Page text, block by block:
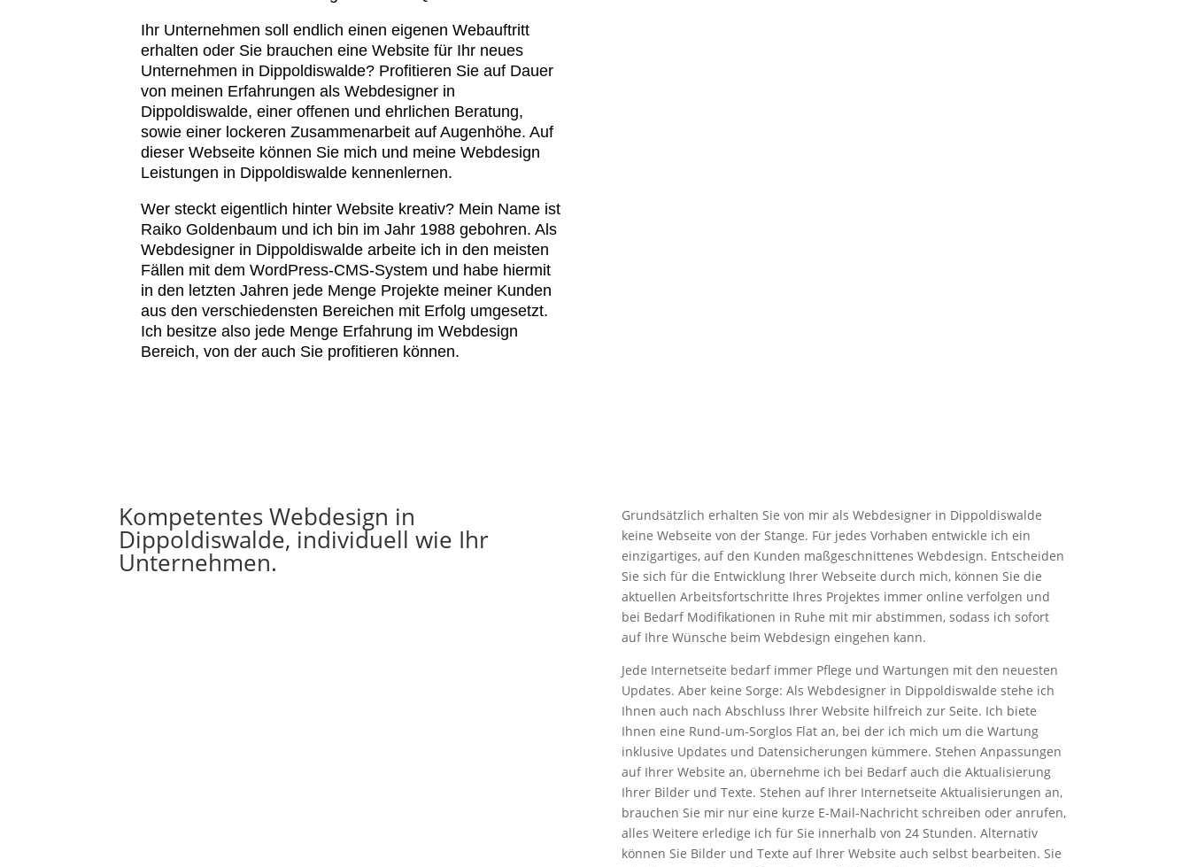
Ihr Unternehmen soll endlich einen eigenen Webauftritt
erhalten oder Sie brauchen eine Website für Ihr neues
Unternehmen in Dippoldiswalde? Profitieren Sie auf Dauer
von meinen Erfahrungen als Webdesigner in
Dippoldiswalde, einer offenen und ehrlichen Beratung,
sowie einer lockeren Zusammenarbeit auf Augenhöhe. Auf
dieser Webseite können Sie mich und meine Webdesign
Leistungen in Dippoldiswalde kennenlernen.
Wer steckt eigentlich hinter Website kreativ? Mein Name ist
Raiko Goldenbaum und ich bin im Jahr 1988 gebohren. Als
Webdesigner in Dippoldiswalde arbeite ich in den meisten
Fällen mit dem WordPress-CMS-System und habe hiermit
in den letzten Jahren jede Menge Projekte meiner Kunden
aus den verschiedensten Bereichen mit Erfolg umgesetzt.
Ich besitze also jede Menge Erfahrung im Webdesign
Bereich, von der auch Sie profitieren können.
Kompetentes Webdesign in
Dippoldiswalde, individuell wie Ihr
Unternehmen.
Grundsätzlich erhalten Sie von mir als Webdesigner in Dippoldiswalde
keine Webseite von der Stange. Für jedes Vorhaben entwickle ich ein
einzigartiges, auf den Kunden maßgeschnittenes Webdesign. Entscheiden
Sie sich für die Entwicklung Ihrer Webseite durch mich, können Sie die
aktuellen Arbeitsfortschritte Ihres Projektes immer online verfolgen und
bei Bedarf Modifikationen in Ruhe mit mir abstimmen, sodass ich sofort
auf Ihre Wünsche beim Webdesign eingehen kann.
Jede Internetseite bedarf immer Pflege und Wartungen mit den neuesten
Updates. Aber keine Sorge: Als Webdesigner in Dippoldiswalde stehe ich
Ihnen auch nach Abschluss Ihrer Website hilfreich zur Seite. Ich biete
Ihnen eine Rund-um-Sorglos Flat an, bei der ich mich um die Wartung
inklusive Updates und Datensicherungen kümmere. Stehen Anpassungen
auf Ihrer Website an, übernehme ich bei Bedarf auch die Aktualisierung
Ihrer Bilder und Texte. Stehen auf Ihrer Internetseite Aktualisierungen an,
brauchen Sie mir nur eine kurze E-Mail-Nachricht schreiben oder anrufen,
alles Weitere erledige ich für Sie innerhalb von 24 Stunden. Alternativ
können Sie Bilder und Texte auf Ihrer Website auch selbst bearbeiten. Sie